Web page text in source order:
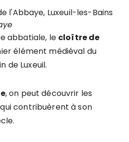
abbatiale, le cloître de
élément médiéval du
de Luxeuil.
, on peut découvrir les
contribuèrent à son